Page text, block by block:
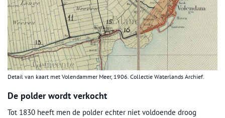
Detail van kaart met Volendammer Meer, 1906. Collectie Waterlands Archief.
De polder wordt verkocht
Tot 1830 heeft men de polder echter niet voldoende droog